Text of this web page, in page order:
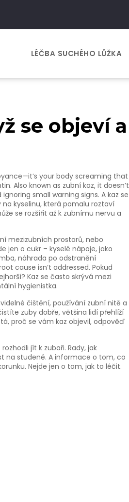
LÉČBA SUCHÉHO LŮŽKA
se objeví a
your body screaming that
. Also known as zubní kaz, it doesn’t
small warning signs. A kaz se
kyselinu, která pomalu roztaví
se rozšířit až k zubnímu nervu a
mezizubních prostorů, nebo
jen o cukr – kyselé nápoje, jako
, náhrada po odstranění
cause isn’t addressed. Pokud
Kaz se často skrývá mezi
hygienistka.
čištění, používání zubní nitě a
zuby dobře, většina lidí přehlíží
proč se vám kaz objevil, odpověď
jít k zubaři. Rady, jak
na studené. A informace o tom, co
Nejde jen o tom, jak to léčit.